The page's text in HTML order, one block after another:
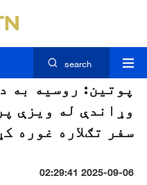
search
پوتین: روسیه به
وړاندې له ویزې
سفر تګلاره غوره
2025-09-06 02:29:41